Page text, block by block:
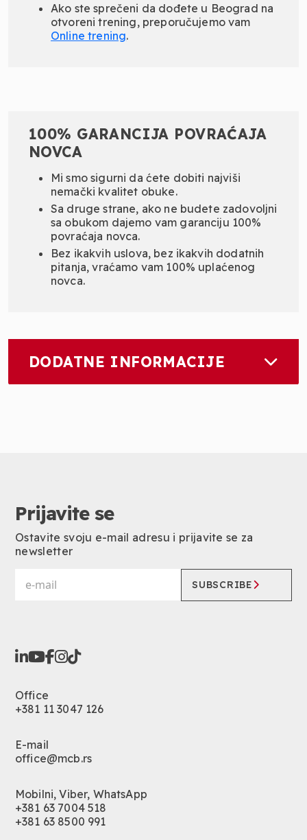
Ako ste sprečeni da dođete u Beograd na
otvoreni trening, preporučujemo vam
Online trening.
100% GARANCIJA POVRAĆAJA
NOVCA
Mi smo sigurni da ćete dobiti najviši
nemački kvalitet obuke.
Sa druge strane, ako ne budete zadovoljni
sa obukom dajemo vam garanciju 100%
povraćaja novca.
Bez ikakvih uslova, bez ikakvih dodatnih
pitanja, vraćamo vam 100% uplaćenog
novca.
DODATNE INFORMACIJE
Prijavite se
Ostavite svoju e-mail adresu i prijavite se za
newsletter
SUBSCRIBE
Office
+381 11 3047 126
E-mail
office@mcb.rs
Mobilni, Viber, WhatsApp
+381 63 7004 518
+381 63 8500 991